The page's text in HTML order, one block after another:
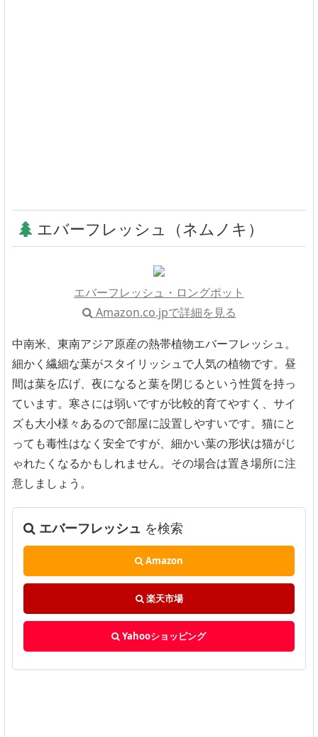
エバーフレッシュ（ネムノキ）
エバーフレッシュ・ロングポット
Amazon.co.jpで詳細を見る
中南米、東南アジア原産の熱帯植物エバーフレッシュ。
細かく繊細な葉がスタイリッシュで人気の植物です。昼
間は葉を広げ、夜になると葉を閉じるという性質を持っ
ています。寒さには弱いですが比較的育てやすく、サイ
ズも大小様々あるので部屋に設置しやすいです。猫にと
っても毒性はなく安全ですが、細かい葉の形状は猫がじ
ゃれたくなるかもしれません。その場合は置き場所に注
意しましょう。
エバーフレッシュ を検索
Amazon
楽天市場
Yahooショッピング